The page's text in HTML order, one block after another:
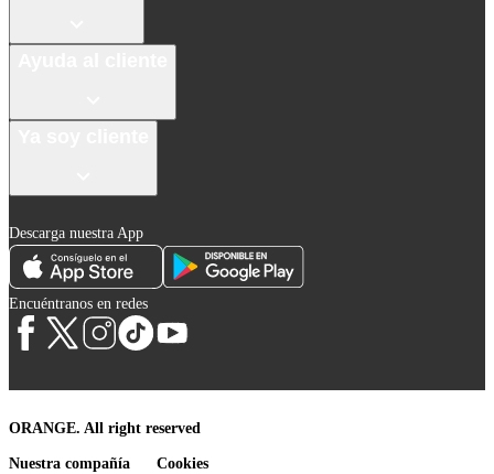
Descarga nuestra App
Encuéntranos en redes
ORANGE. All right reserved
Nuestra compañía Cookies